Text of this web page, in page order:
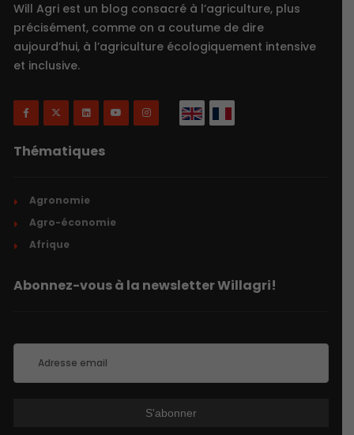
Will Agri est un blog consacré à l’agriculture, plus
précisément, comme on a coutume de dire
aujourd’hui, à l’agriculture écologiquement intensive
et inclusive.
Thématiques
Agronomie
Agro-économie
Afrique
Abonnez-vous à la newsletter Willagri!